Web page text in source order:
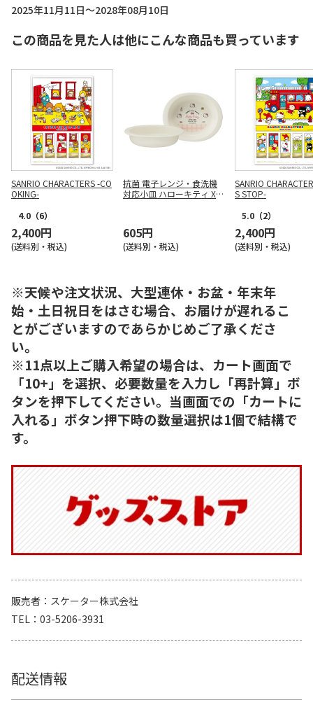
2025年11月11日～2028年08月10日
この商品を見た人は他にこんな商品も買っています
SANRIO CHARACTERS -CO
OKING-
4.0 （6）
2,400円
(送料別・税込)
抗菌 電子レンジ・食洗機
対応小皿 ハローキティ XP
605円
(送料別・税込)
SANRIO
S STOP-
5.0 （2）
2,400円
(送料別・税込)
※天候や注文状況、大型連休・お盆・年末年
始・土日祝日をはさむ場合、お届けが遅れるこ
とがございますのであらかじめご了承くださ
い。
※11点以上ご購入希望の場合は、カート画面で
「10+」を選択、必要数量を入力し「再計算」ボ
タンを押下してください。当画面での「カートに
入れる」ボタン押下時の数量選択は1個で結構で
す。
販売者
スケーター株式会社
TEL
03-5206-3931
配送情報